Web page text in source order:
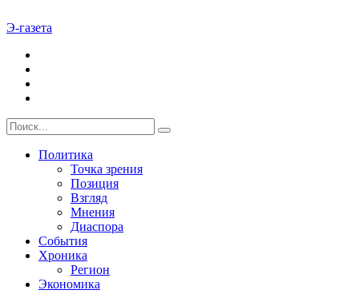
Э-газета
Политика
Точка зрения
Позиция
Взгляд
Мнения
Диаспора
События
Хроника
Регион
Экономика